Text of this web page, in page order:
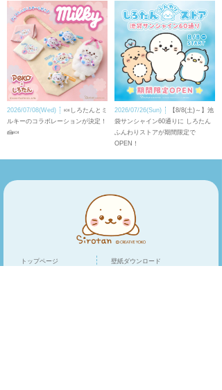
2026/07/08(Wed)
🍬しろたんとミ
ルキーのコラボレーションが決定！
🍰🍬
2026/07/26(Sun)
【8/8(土)～】池
袋サンシャイン60通りに しろたん
ふんわりストアが期間限定で
OPEN！
トップページ 壁紙ダウンロード